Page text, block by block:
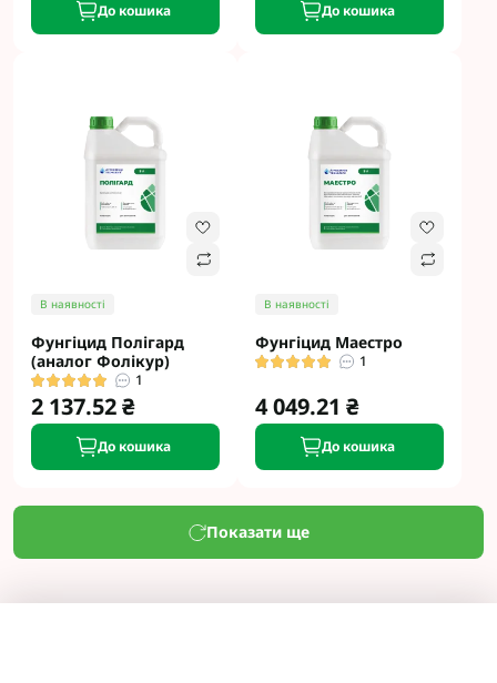
До кошика До кошика
В наявності
Фунгіцид Полігард
(аналог Фолікур)
1
2 137.52 ₴
До кошика
В наявності
Фунгіцид Маестро
1
4 049.21 ₴
До кошика
Показати ще